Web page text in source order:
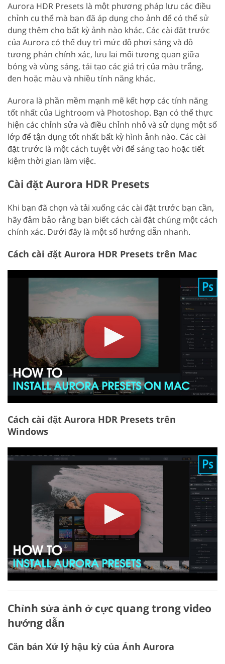
Aurora HDR Presets là một phương pháp lưu các điều
chỉnh cụ thể mà bạn đã áp dụng cho ảnh để có thể sử
dụng thêm cho bất kỳ ảnh nào khác. Các cài đặt trước
của Aurora có thể duy trì mức độ phơi sáng và độ
tương phản chính xác, lưu lại mối tương quan giữa
bóng và vùng sáng, tái tạo các giá trị của màu trắng,
đen hoặc màu và nhiều tính năng khác.
Aurora là phần mềm mạnh mẽ kết hợp các tính năng
tốt nhất của Lightroom và Photoshop. Bạn có thể thực
hiện các chỉnh sửa và điều chỉnh nhỏ và sử dụng một số
lớp để tận dụng tốt nhất bất kỳ hình ảnh nào. Các cài
đặt trước là một cách tuyệt vời để sáng tạo hoặc tiết
kiệm thời gian làm việc.
Cài đặt Aurora HDR Presets
Khi bạn đã chọn và tải xuống các cài đặt trước bạn cần,
hãy đảm bảo rằng bạn biết cách cài đặt chúng một cách
chính xác. Dưới đây là một số hướng dẫn nhanh.
Cách cài đặt Aurora HDR Presets trên Mac
Cách cài đặt Aurora HDR Presets trên
Windows
Chỉnh sửa ảnh ở cực quang trong video
hướng dẫn
Căn bản Xử lý hậu kỳ của Ảnh Aurora